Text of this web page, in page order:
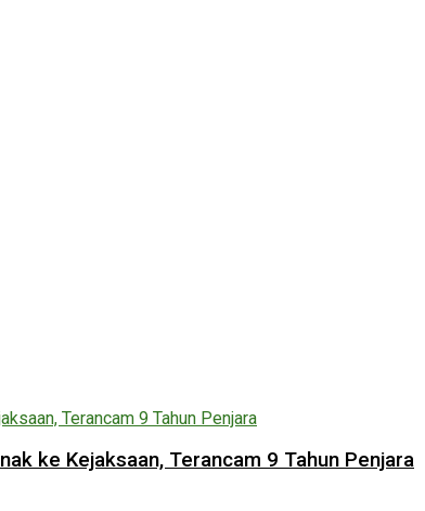
ke Kejaksaan, Terancam 9 Tahun Penjara